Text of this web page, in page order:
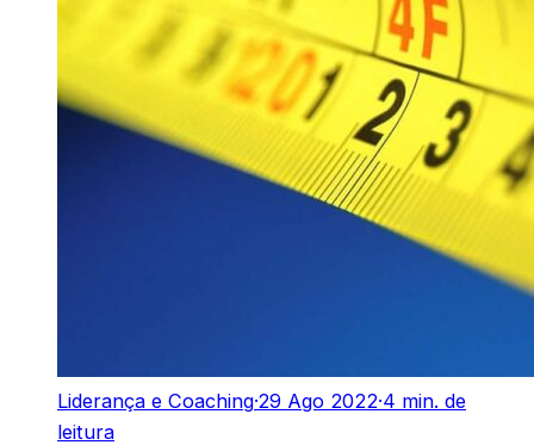
Liderança e Coaching·29 Ago 2022·4 min. de
leitura